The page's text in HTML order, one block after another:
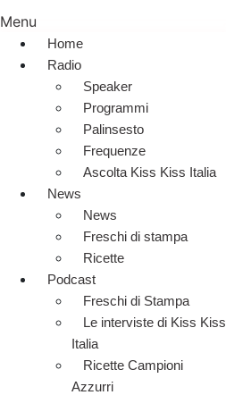
Menu
Home
Radio
Speaker
Programmi
Palinsesto
Frequenze
Ascolta Kiss Kiss Italia
News
News
Freschi di stampa
Ricette
Podcast
Freschi di Stampa
Le interviste di Kiss Kiss
Italia
Ricette Campioni
Azzurri